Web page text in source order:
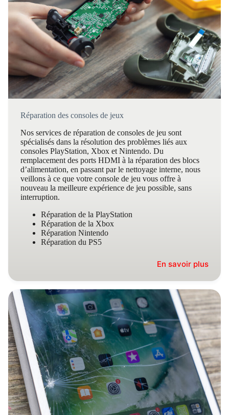
Réparation des consoles de jeux
Nos services de réparation de consoles de jeu sont
spécialisés dans la résolution des problèmes liés aux
consoles PlayStation, Xbox et Nintendo. Du
remplacement des ports HDMI à la réparation des blocs
d’alimentation, en passant par le nettoyage interne, nous
veillons à ce que votre console de jeu vous offre à
nouveau la meilleure expérience de jeu possible, sans
interruption.
Réparation de la PlayStation
Réparation de la Xbox
Réparation Nintendo
Réparation du PS5
En savoir plus